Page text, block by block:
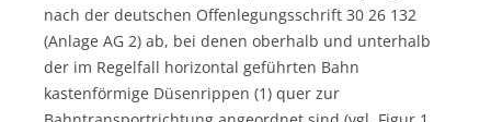
nach der deutschen Offenlegungsschrift 30 26 132
(Anlage AG 2) ab, bei denen oberhalb und unterhalb
der im Regelfall horizontal geführten Bahn
kastenförmige Düsenrippen (1) quer zur